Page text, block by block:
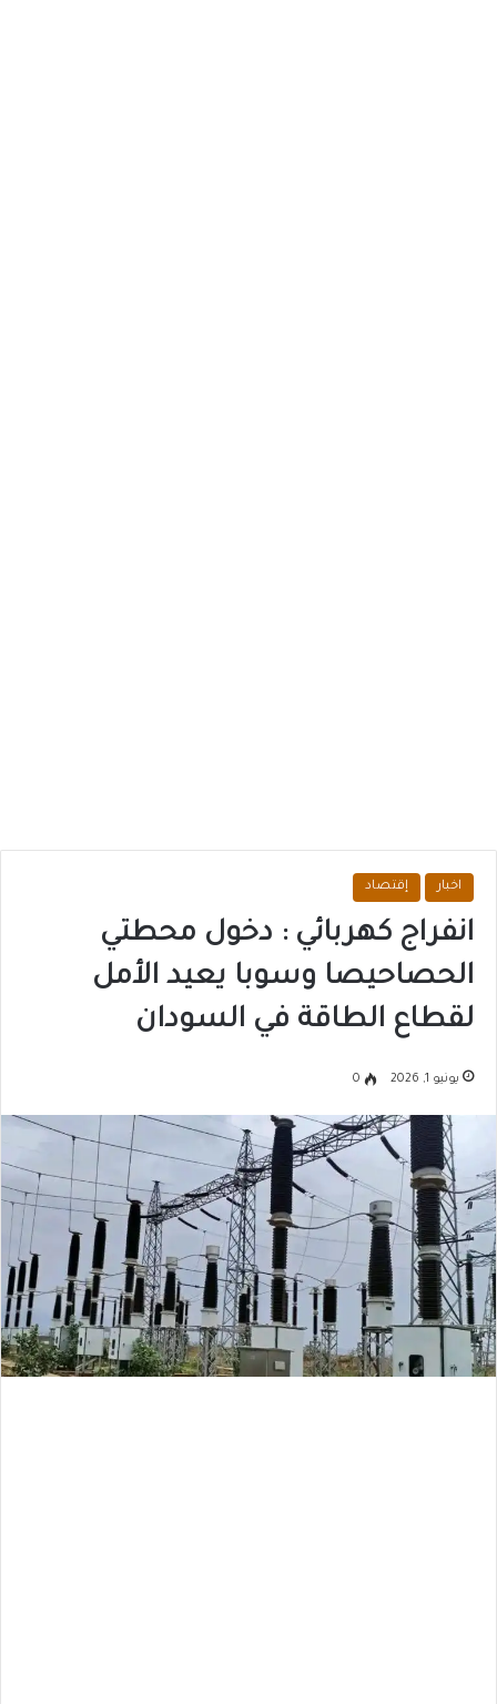
اخبار إقتصاد
انفراج كهربائي : دخول محطتي
الحصاحيصا وسوبا يعيد الأمل
لقطاع الطاقة في السودان
يونيو 1, 2026 0